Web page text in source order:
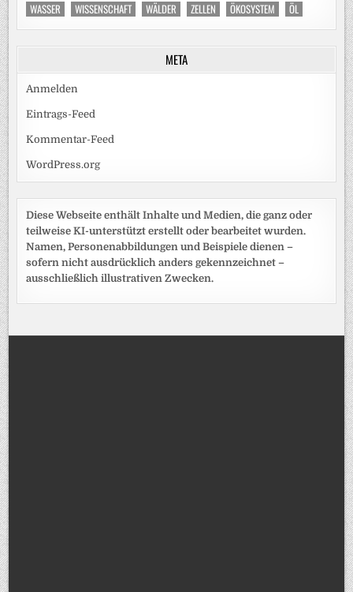
WASSER
WISSENSCHAFT WÄLDER ZELLEN ÖKOSYSTEM ÖL
META
Anmelden
Eintrags-Feed
Kommentar-Feed
WordPress.org
Diese Webseite enthält Inhalte und Medien, die ganz oder
teilweise KI-unterstützt erstellt oder bearbeitet wurden.
Namen, Personenabbildungen und Beispiele dienen –
sofern nicht ausdrücklich anders gekennzeichnet –
ausschließlich illustrativen Zwecken.